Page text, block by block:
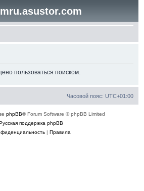
пользоваться поиском.
Часовой пояс: UTC+01:00
phpBB® Forum Software © phpBB Limited
поддержка phpBB
| Правила